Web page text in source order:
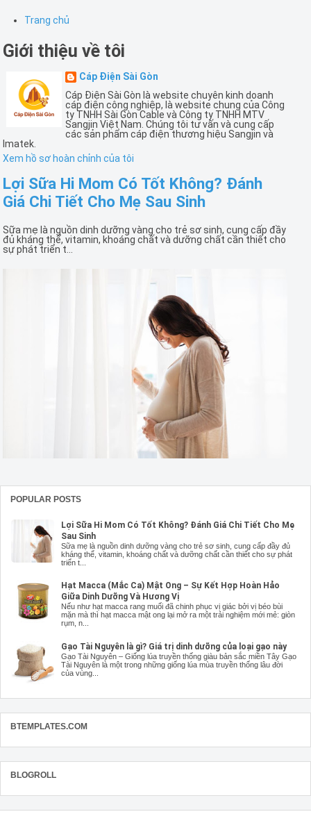
Trang chủ
Giới thiệu về tôi
Cáp Điện Sài Gòn
Cáp Điện Sài Gòn là website chuyên kinh doanh
cáp điện công nghiệp, là website chung của Công
ty TNHH Sài Gòn Cable và Công ty TNHH MTV
Sangjin Việt Nam. Chúng tôi tư vấn và cung cấp
các sản phẩm cáp điện thương hiệu Sangjin và
Imatek.
Xem hồ sơ hoàn chỉnh của tôi
Lợi Sữa Hi Mom Có Tốt Không? Đánh
Giá Chi Tiết Cho Mẹ Sau Sinh
Sữa mẹ là nguồn dinh dưỡng vàng cho trẻ sơ sinh, cung cấp đầy
đủ kháng thể, vitamin, khoáng chất và dưỡng chất cần thiết cho
sự phát triển t...
POPULAR POSTS
Lợi Sữa Hi Mom Có Tốt Không? Đánh Giá Chi Tiết Cho Mẹ
Sau Sinh
Sữa mẹ là nguồn dinh dưỡng vàng cho trẻ sơ sinh, cung cấp đầy đủ
kháng thể, vitamin, khoáng chất và dưỡng chất cần thiết cho sự phát
triển t...
Hạt Macca (Mắc Ca) Mật Ong – Sự Kết Hợp Hoàn Hảo
Giữa Dinh Dưỡng Và Hương Vị
Nếu như hạt macca rang muối đã chinh phục vị giác bởi vị béo bùi
mặn mà thì hạt macca mật ong lại mở ra một trải nghiệm mới mẻ: giòn
rụm, n...
Gạo Tài Nguyên là gì? Giá trị dinh dưỡng của loại gạo này
Gạo Tài Nguyên – Giống lúa truyền thống giàu bản sắc miền Tây Gạo
Tài Nguyên là một trong những giống lúa mùa truyền thống lâu đời
của vùng...
BTEMPLATES.COM
BLOGROLL